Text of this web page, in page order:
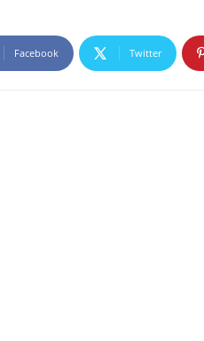
Facebook Twitter